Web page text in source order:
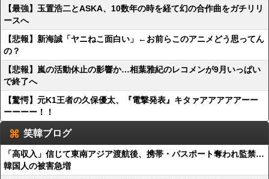
【最強】玉置浩二とASKA、10数年の時を経て幻の合作曲をガチリリ
ースへ
【悲報】新海誠「ヤニねこ面白い」←お前らこのアニメどう思ってん
の？
【悲報】嵐の活動休止の影響か…相葉雅紀のレコメンが9月いっぱい
で終了へ
【驚愕】元K1王者の久保優太、『電撃発表』キタァアアアアアーー
ーーーー！！
笑韓ブログ
「高収入」信じて東南アジア渡航後、携帯・パスポート奪われ監禁…
韓国人の被害急増